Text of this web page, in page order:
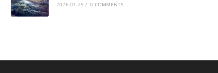
2026-01-29 / 0 COMMENTS